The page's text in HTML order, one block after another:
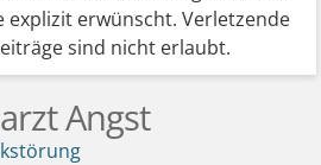
explizit erwünscht. Verletzende
sind nicht erlaubt.
Angst